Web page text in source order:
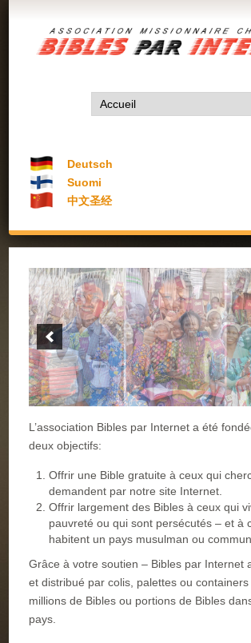
Deutsch
Suomi
中文圣经
L’association Bibles par Internet a été
deux objectifs:
Offrir une Bible gratuite à ceux qui
demandent par notre site Internet.
Offrir largement des Bibles à ceux qui
pauvreté ou qui sont persécutés – et à
habitent un pays musulman ou
Grâce à votre soutien – Bibles par Internet
et distribué par colis, palettes ou
millions de Bibles ou portions de Bibles
pays.